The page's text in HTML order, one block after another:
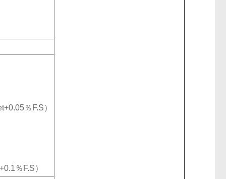
％F.S）
％F.S）